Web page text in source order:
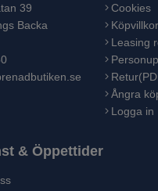
39
Backa
Cookies
Köpvillkor
Leasing
Ångra
Logga in
& Öppettider